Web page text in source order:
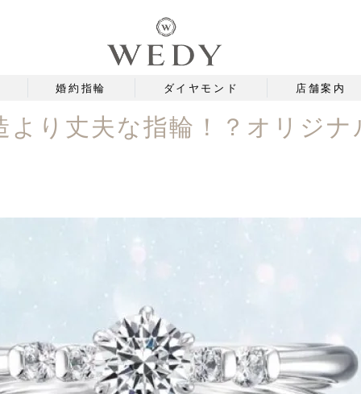
婚約指輪 ダイヤモンド 店舗案内
り丈夫な指輪！？オリジナ